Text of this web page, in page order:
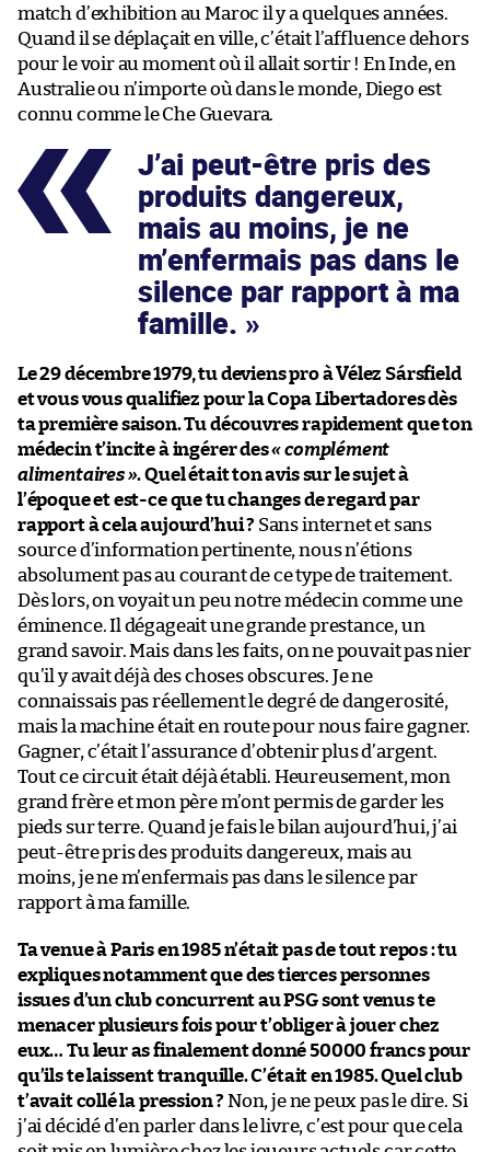
match d’exhibition au Maroc il y a quelques années.
Quand il se déplaçait en ville, c’était l’affluence dehors
pour le voir au moment où il allait sortir ! En Inde, en
Australie ou n’importe où dans le monde, Diego est
connu comme le Che Guevara.
J’ai peut-être pris des
produits dangereux,
mais au moins, je ne
m’enfermais pas dans le
silence par rapport à ma
famille.
Le 29 décembre 1979, tu deviens pro à Vélez Sársfield
et vous vous qualifiez pour la Copa Libertadores dès
ta première saison. Tu découvres rapidement que ton
médecin t’incite à ingérer des« complément
alimentaires ». Quel était ton avis sur le sujet à
l’époque et est-ce que tu changes de regard par
rapport à cela aujourd’hui ? Sans internet et sans
source d’information pertinente, nous n’étions
absolument pas au courant de ce type de traitement.
Dès lors, on voyait un peu notre médecin comme une
éminence. Il dégageait une grande prestance, un
grand savoir. Mais dans les faits, on ne pouvait pas nier
qu’il y avait déjà des choses obscures. Je ne
connaissais pas réellement le degré de dangerosité,
mais la machine était en route pour nous faire gagner.
Gagner, c’était l’assurance d’obtenir plus d’argent.
Tout ce circuit était déjà établi. Heureusement, mon
grand frère et mon père m’ont permis de garder les
pieds sur terre. Quand je fais le bilan aujourd’hui, j’ai
peut-être pris des produits dangereux, mais au
moins, je ne m’enfermais pas dans le silence par
rapport à ma famille.
Ta venue à Paris en 1985 n’était pas de tout repos : tu
expliques notamment que des tierces personnes
issues d’un club concurrent au PSG sont venus te
menacer plusieurs fois pour t’obliger à jouer chez
eux… Tu leur as finalement donné 50000 francs pour
qu’ils te laissent tranquille. C’était en 1985. Quel club
t’avait collé la pression ? Non, je ne peux pas le dire. Si
j’ai décidé d’en parler dans le livre, c’est pour que cela